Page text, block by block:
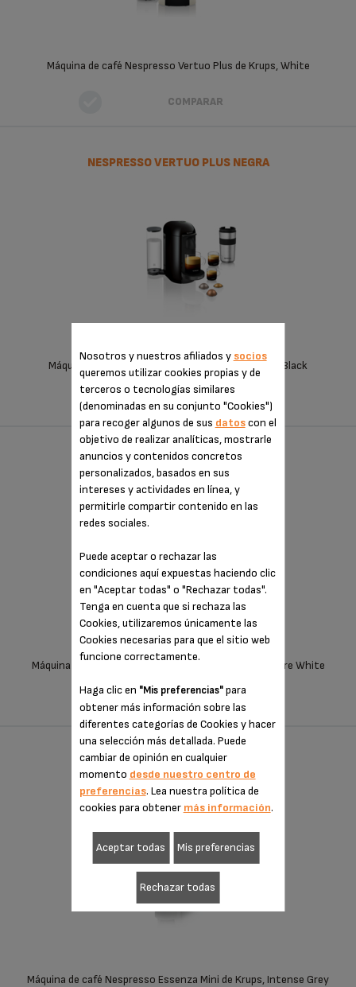
COMPARAR
Máquina de café Nespresso Vertuo Plus de Krups, White
COMPARAR
NESPRESSO VERTUO PLUS NEGRA
Máquina de café Nespresso Vertuo Plus de Krups, Black
COMPARAR
NESPRESSO ESSENZA MINI BLANCA
Máquina de café Nespresso Essenza Mini de Krups, Pure White
NESPRESSO ESSENZA MINI GRIS
INTENSO
Máquina de café Nespresso Essenza Mini de Krups, Intense Grey
Nosotros y nuestros afiliados y socios
queremos utilizar cookies propias y de
terceros o tecnologías similares
(denominadas en su conjunto "Cookies")
para recoger algunos de sus datoscon el
objetivo de realizar analíticas, mostrarle
anuncios y contenidos concretos
personalizados, basados en sus
intereses y actividades en línea, y
permitirle compartir contenido en las
redes sociales.
Puede aceptar o rechazar las
condiciones aquí expuestas haciendo clic
en "Aceptar todas" o "Rechazar todas".
Tenga en cuenta que si rechaza las
Cookies, utilizaremos únicamente las
Cookies necesarias para que el sitio web
funcione correctamente.
Haga clic en "Mis preferencias"para
obtener más información sobre las
diferentes categorías de Cookies y hacer
una selección más detallada. Puede
cambiar de opinión en cualquier
momento desde nuestro centro de
preferencias. Lea nuestra política de
cookies para obtener más información.
Aceptar todas Mis preferencias
Rechazar todas